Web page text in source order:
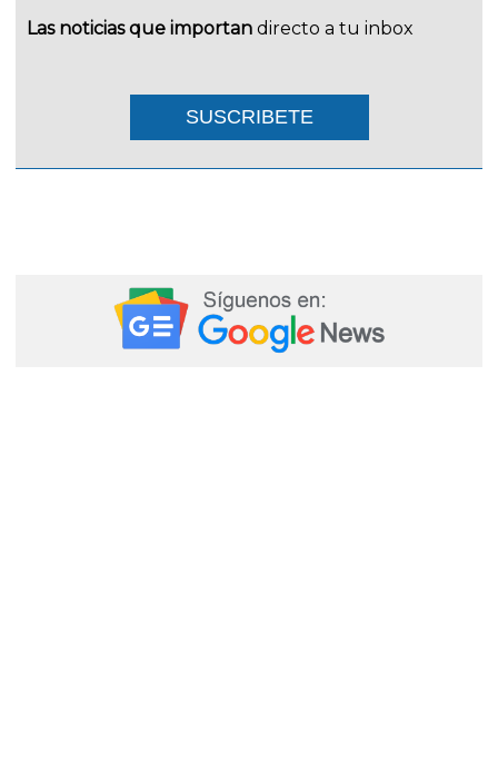
Las noticias que importan directo a tu inbox
SUSCRIBETE